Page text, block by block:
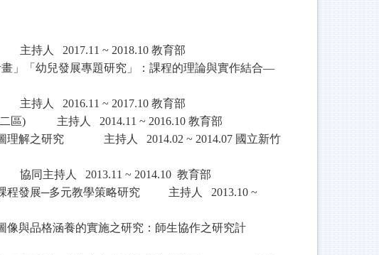
主持人 2017.11 ~ 2018.10 教育部
」「幼兒發展專題研究」：課程的理論與實作結合—
主持人 2016.11 ~ 2017.10 教育部
區) 主持人 2014.11 ~ 2016.10 教育部
理解之研究 主持人 2014.02 ~ 2014.07 國立新竹
協同主持人 2013.11 ~ 2014.10 教育部
程發展─多元教學策略研究 主持人
2013.10 ~
像與品格涵養的實施之研究：師生協作之研究計